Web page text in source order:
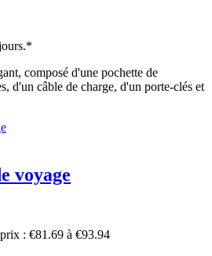
composé d'une pochette de
d'un câble de charge, d'un porte-clés et
voyage
: €81.69 à €93.94